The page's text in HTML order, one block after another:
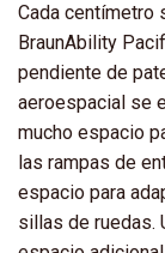
Cada centímetro
BraunAbility
pendiente de
aeroespacial se
mucho espacio
las rampas de
espacio para
sillas de ruedas.